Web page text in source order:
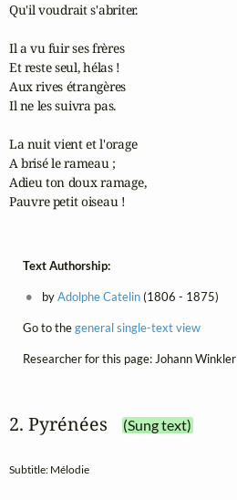
Qu'il voudrait s'abriter.
Il a vu fuir ses frères
Et reste seul, hélas !
Aux rives étrangères
Il ne les suivra pas.
La nuit vient et l'orage
A brisé le rameau ;
Adieu ton doux ramage,
Pauvre petit oiseau !
Text Authorship:
byAdolphe Catelin(1806 - 1875)
Go to thegeneral single-text view
Researcher for this page: Johann Winkler
2. Pyrénées (Sung text)
Subtitle: Mélodie